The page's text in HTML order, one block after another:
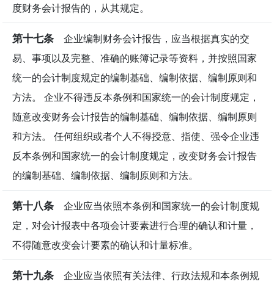
度财务会计报告的，从其规定。
第十七条 企业编制财务会计报告，应当根据真实的交
易、事项以及完整、准确的账簿记录等资料，并按照国家
统一的会计制度规定的编制基础、编制依据、编制原则和
方法。 企业不得违反本条例和国家统一的会计制度规定，
随意改变财务会计报告的编制基础、编制依据、编制原则
和方法。 任何组织或者个人不得授意、指使、强令企业违
反本条例和国家统一的会计制度规定，改变财务会计报告
的编制基础、编制依据、编制原则和方法。
第十八条 企业应当依照本条例和国家统一的会计制度规
定，对会计报表中各项会计要素进行合理的确认和计量，
不得随意改变会计要素的确认和计量标准。
第十九条 企业应当依照有关法律、行政法规和本条例规